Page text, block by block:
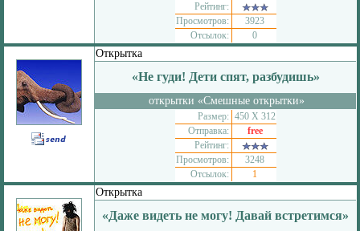
Рейтинг:
Просмотров:
3923
Отсылок:
0
Открытка
«Не гуди! Дети спят, разбудишь»
открытки «Смешные открытки»
Размер: 450 Х 312
Отправка:
free
Рейтинг:
Просмотров:
3248
Отсылок:
1
Открытка
«Даже видеть не могу! Давай встретимся»